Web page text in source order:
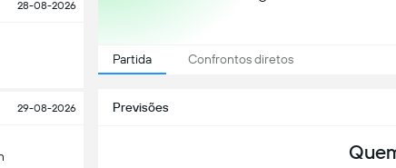
28-08-2026
29-08-2026
Partida Confrontos diretos
Previsões